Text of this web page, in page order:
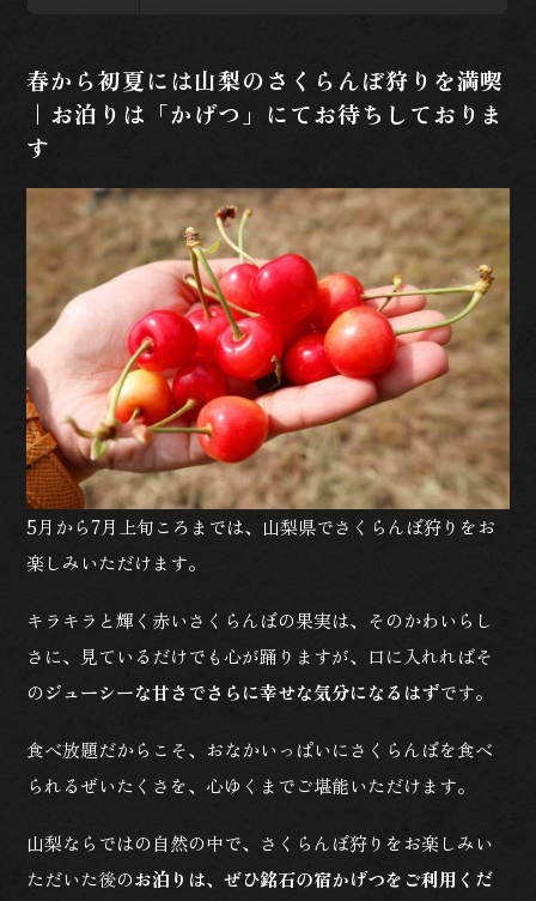
春から初夏には山梨のさくらんぼ狩りを満喫
｜お泊りは「かげつ」にてお待ちしておりま
す
5月から7月上旬ころまでは、山梨県でさくらんぼ狩りをお
楽しみいただけます。
キラキラと輝く赤いさくらんぼの果実は、そのかわいらし
さに、見ているだけでも心が踊りますが、口に入れればそ
のジューシーな甘さでさらに幸せな気分になるはずです。
食べ放題だからこそ、おなかいっぱいにさくらんぼを食べ
られるぜいたくさを、心ゆくまでご堪能いただけます。
山梨ならではの自然の中で、さくらんぼ狩りをお楽しみい
ただいた後のお泊りは、ぜひ銘石の宿かげつをご利用くだ